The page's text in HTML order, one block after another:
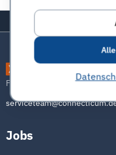
Zurück
connecticum
Freu dich auf die Zukunft
Jobs